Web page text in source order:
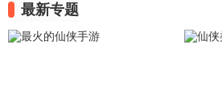
最新专题